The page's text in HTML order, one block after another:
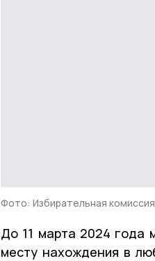
Фото: Избирательная
До 11 марта 2024 года
месту нахождения в